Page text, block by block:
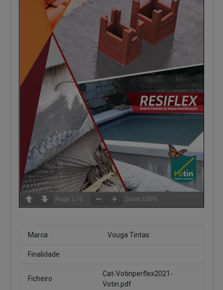
Page 1 / 6 Zoom 100%
Marca Vouga Tintas
Finalidade
Ficheiro
Cat-Votinperflex2021-
Votin.pdf